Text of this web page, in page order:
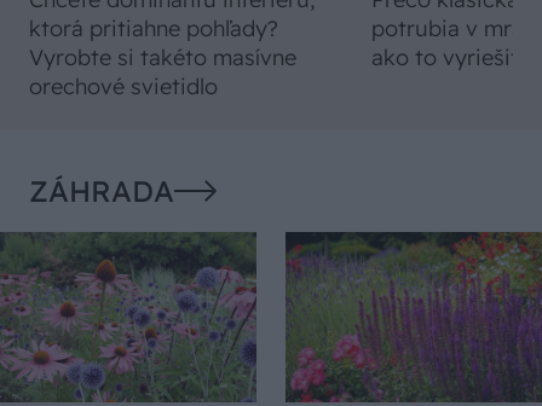
ktorá pritiahne pohľady?
Vyrobte si takéto masívne
orechové svietidlo
potrubia v
ako to vyriešiť
ZÁHRADA